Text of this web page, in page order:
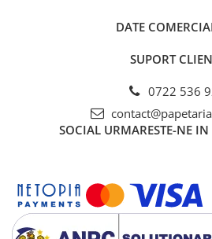
DATE
SUPORT
0722 536
SOCIAL URMARESTE-NE